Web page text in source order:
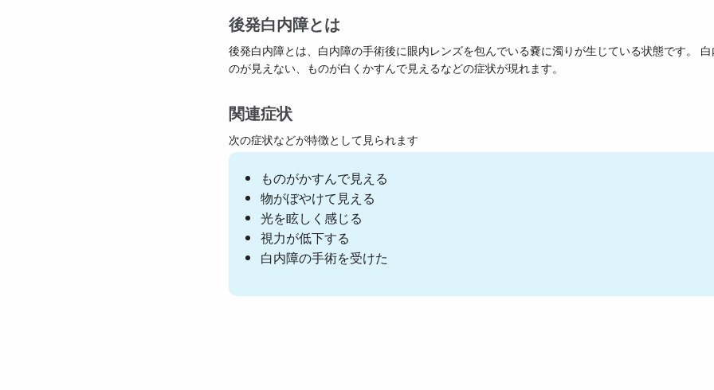
後発白内障とは
後発白内障とは、白内障の手術後に眼内レンズを包んでいる嚢に濁りが生じている状態です。
のが見えない、ものが白くかすんで見えるなどの症状が現れます。
関連症状
次の症状などが特徴として見られます
ものがかすんで見える
物がぼやけて見える
光を眩しく感じる
視力が低下する
白内障の手術を受けた